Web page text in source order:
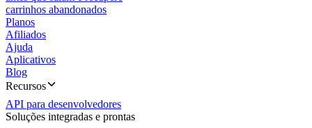
carrinhos abandonados
Planos
Afiliados
Ajuda
Aplicativos
Blog
Recursos
API para desenvolvedores
Soluções integradas e prontas